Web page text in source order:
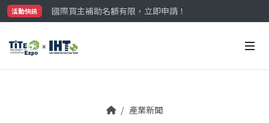
活動快訊
國際買主補助名額有限，立即申請！
參觀門票開放申請中‼️
國際買主補助名額有限，立即申請！
產業新聞